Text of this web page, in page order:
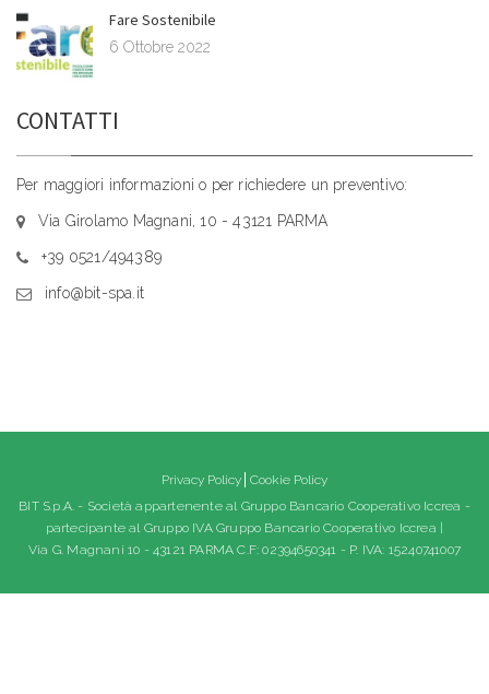
Fare Sostenibile
6 Ottobre 2022
CONTATTI
Per maggiori informazioni o per richiedere un preventivo:
Via Girolamo Magnani, 10 - 43121 PARMA
+39 0521/494389
info@bit-spa.it
Privacy Policy Cookie Policy
BIT S.p.A. - Società appartenente al Gruppo Bancario Cooperativo Iccrea -
partecipante al Gruppo IVA Gruppo Bancario Cooperativo Iccrea |
Via G. Magnani 10 - 43121 PARMA C.F: 02394650341 - P. IVA: 15240741007